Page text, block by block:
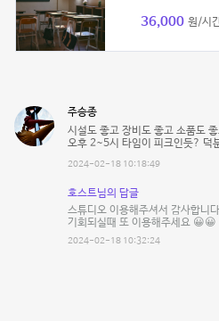
36,000 원/시
주승종
시설도 좋고 장비도 좋고 소품도
오후 2~5시 타임이 피크인듯? 덕
2024-02-18 10:18:49
호스트님의 답글
스튜디오 이용해주셔서 감사합니
기회되실때 또 이용해주세요 😀😀
2024-02-18 10:32:24